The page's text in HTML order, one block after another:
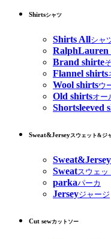
Shirtsシャツ
Shirts Allシャ
RalphLauren
Brand shirte
Flannel shirts
Wool shirtsウ
Old shirtsオー
Shortsleeved
Sweat&Jerseyスウェット&ジ
Sweatスウェッ
parkaパーカ
Jerseyジャージ
Cut sewカットソー